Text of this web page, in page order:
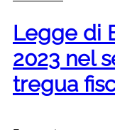
Legge di
2023 nel
tregua